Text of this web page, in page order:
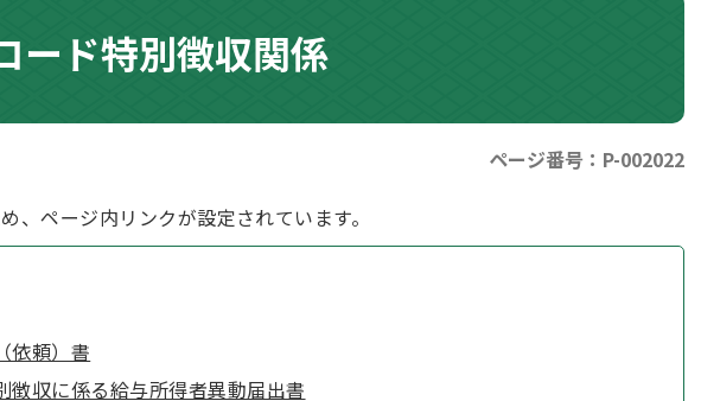
ード特別徴収関係
ページ番号：P-002022
、ページ内リンクが設定されています。
依頼）書
徴収に係る給与所得者異動届出書